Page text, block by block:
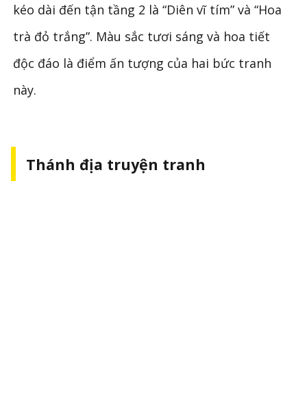
kéo dài đến tận tầng 2 là “Diên vĩ tím” và “Hoa
trà đỏ trắng”. Màu sắc tươi sáng và hoa tiết
độc đáo là điểm ấn tượng của hai bức tranh
này.
Thánh địa truyện tranh